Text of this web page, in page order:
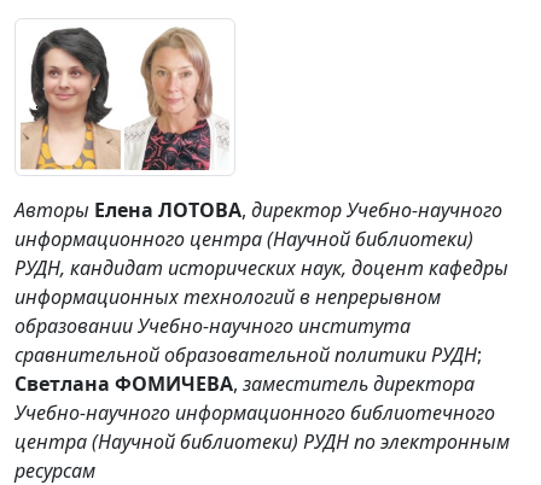
Авторы Елена ЛОТОВА, директор Учебно-научного
информационного центра (Научной библиотеки)
РУДН, кандидат исторических наук, доцент кафедры
информационных технологий в непрерывном
образовании Учебно-научного института
сравнительной образовательной политики РУДН;
Светлана ФОМИЧЕВА, заместитель директора
Учебно-научного информационного библиотечного
центра (Научной библиотеки) РУДН по электронным
ресурсам